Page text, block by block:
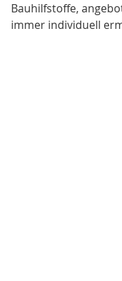
Bauhilfstoffe,
immer individuell